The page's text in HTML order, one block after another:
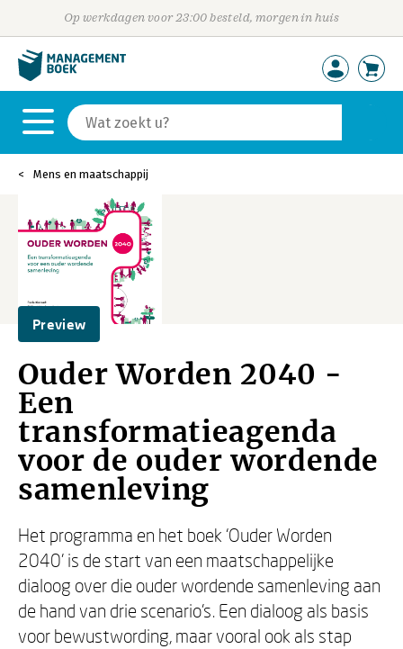
Op werkdagen voor 23:00 besteld, morgen in huis
Mens en maatschappij
Preview
Ouder Worden 2040 -
Een
transformatieagenda
voor de ouder wordende
samenleving
Het programma en het boek ‘Ouder Worden
2040’ is de start van een maatschappelijke
dialoog over die ouder wordende samenleving aan
de hand van drie scenario’s. Een dialoog als basis
voor bewustwording, maar vooral ook als stap